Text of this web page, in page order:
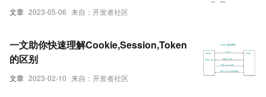
文章 2023-05-06 来自：开发者社区
文章 2023-02-10 来自：开发者社区
一文助你快速理解Cookie,Session,Token
的区别